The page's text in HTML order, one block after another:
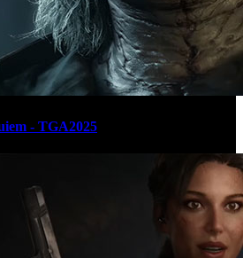
- TGA2025